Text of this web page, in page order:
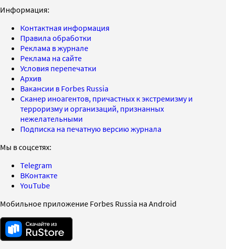
Информация:
Контактная информация
Правила обработки
Реклама в журнале
Реклама на сайте
Условия перепечатки
Архив
Вакансии в Forbes Russia
Сканер иноагентов, причастных к экстремизму и
терроризму и организаций, признанных
нежелательными
Подписка на печатную версию журнала
Мы в соцсетях:
Telegram
ВКонтакте
YouTube
Мобильное приложение Forbes Russia на Android